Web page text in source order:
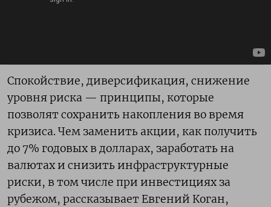
Спокойствие, диверсификация, снижение
уровня риска — принципы, которые
позволят сохранить накопления во время
кризиса. Чем заменить акции, как получить
до 7% годовых в долларах, заработать на
валютах и снизить инфраструктурные
риски, в том числе при инвестициях за
рубежом, рассказывает Евгений Коган,